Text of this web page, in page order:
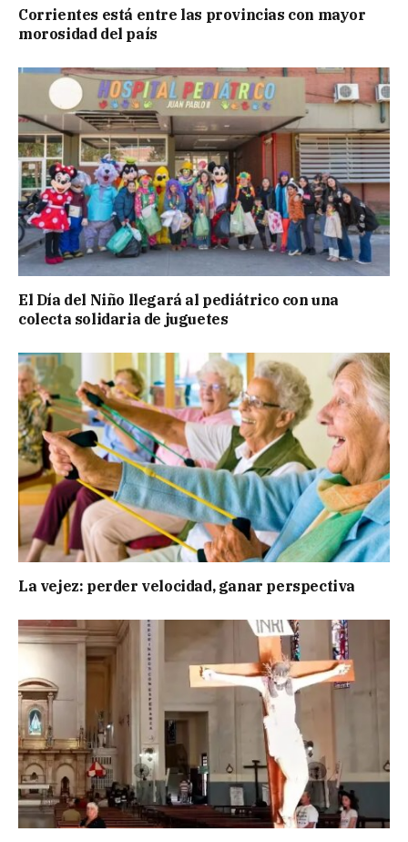
Corrientes está entre las provincias con mayor
morosidad del país
El Día del Niño llegará al pediátrico con una
colecta solidaria de juguetes
La vejez: perder velocidad, ganar perspectiva